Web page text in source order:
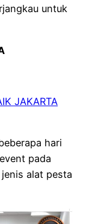
untuk
JAKARTA
hari
pada
alat pesta